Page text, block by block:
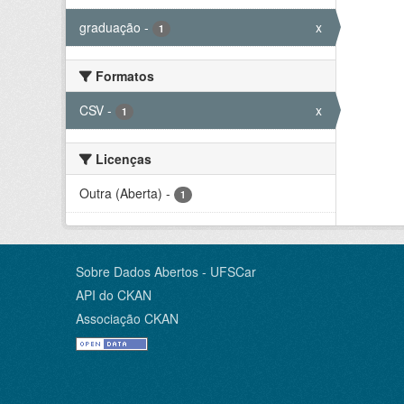
graduação - 1 x
Formatos
CSV - 1 x
Licenças
Outra (Aberta) - 1
Sobre Dados Abertos - UFSCar
API do CKAN
Associação CKAN